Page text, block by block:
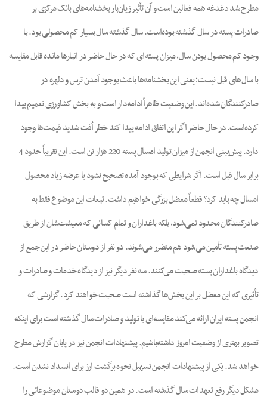
مطرح شد دغدغه همه فعالین است و آن تأثیر زیان‌بار بخشنامه‌های بانک مرکزی بر
صادرات پسته در سال گذشته بوده‌است. سال گذشته سال بسیار کم محصولی بود. با
وجود کم محصول بودن سال، میزان پسته‌ای که در حال حاضر در انبارها مانده قابل مقایسه
با سال‌های قبل نیست؛ یعنی این بخشنامه‌ها باعث بوجود آمدن ترس و دلهره در
صادرکنندگان شده‌اند. این وضعیت ظاهراً ادامه‌دار است و به بخش کشاورزی تعمیم پیدا
کرده‌است. در حال حاضر اگر این اتفاق ادامه پیدا کند خطر اُفت شدید قیمت‌ها وجود
دارد. پیش‌بینی انجمن از میزان تولید امسال پسته 220 هزار تن است. این تقریباً حدود 4
برابر سال قبل است. اگر شرایطی که بوجود آمده تصحیح نشود با عرضه زیاد محصول
امسال چه باید کرد؟ قطعاً معضل بزرگی خواهیم داشت. تبعات این موضوع فقط به
صادرکنندگان محدود نمی‌شود، بلکه باغداران و تمام کسانی که معیشت‌شان از طریق
صنعت پسته تأمین می‌شود هم متضرر می‌شوند. دو نفر از دوستان حاضر در این جمع از
دیدگاه باغداران پسته صحبت می‌کنند. سه نفر دیگر نیز از دیدگاه خدمات و صادرات و
تأثیری که این معضل بر این بخش‌ها گذاشته است صحبت خواهند کرد. گزارشی که
انجمن پسته ایران ارائه می‌کند مقایسه‌ای با تولید و صادرات سال گذشته است برای اینکه
تصویر بهتری از وضعیت امروز داشته‌باشیم. پیشنهادات‌ انجمن نیز در پایان گزارش مطرح
خواهد شد. یکی از پیشنهادات انجمن تسهیل نحوه برگشت ارز برای انسداد نشدن است.
مشکل دیگر رفع تعهدات سال گذشته است. در همین دو قالب دوستان موضوعاتی را